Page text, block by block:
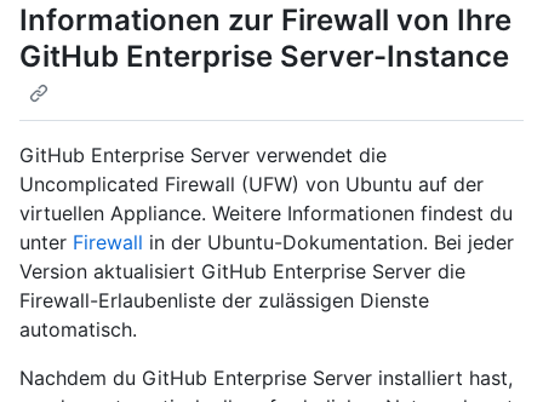
Informationen zur Firewall von Ihre
GitHub Enterprise Server-Instance
GitHub Enterprise Server verwendet die
Uncomplicated Firewall (UFW) von Ubuntu auf der
virtuellen Appliance. Weitere Informationen findest du
unter Firewall in der Ubuntu-Dokumentation. Bei jeder
Version aktualisiert GitHub Enterprise Server die
Firewall-Erlaubenliste der zulässigen Dienste
automatisch.
Nachdem du GitHub Enterprise Server installiert hast,